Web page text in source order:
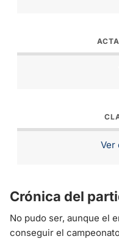
Ver
Crónica del
No pudo ser, aunque el
conseguir el